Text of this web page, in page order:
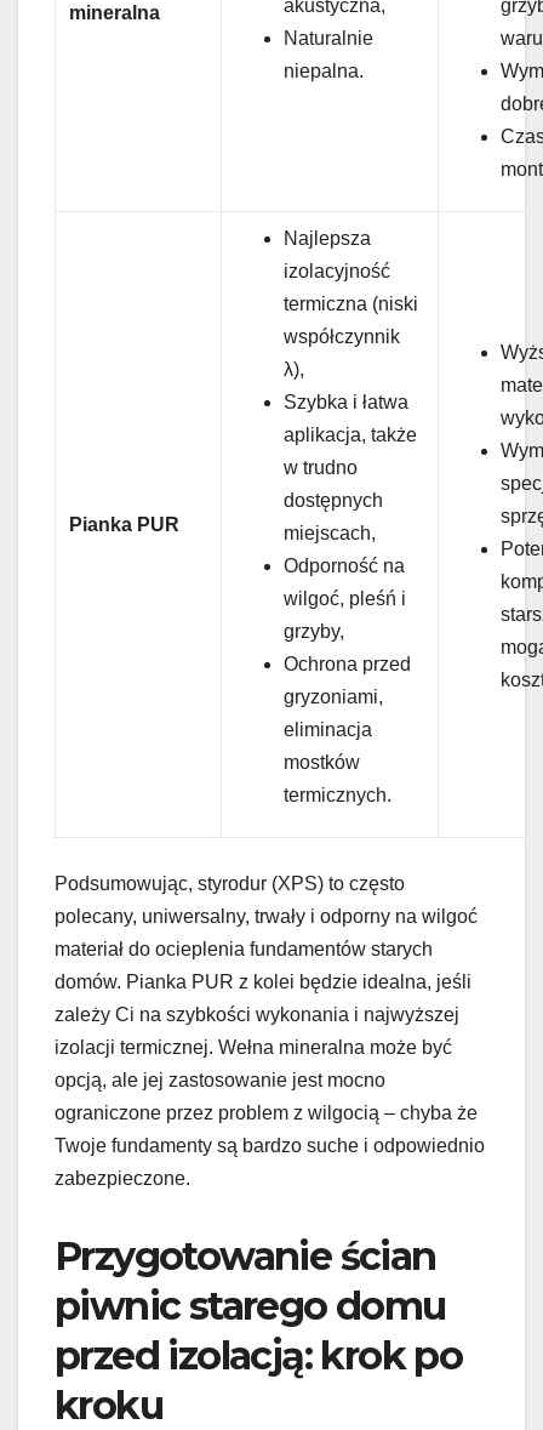
mineralna
akustyczna,
Naturalnie
niepalna.
Pianka PUR
Najlepsza
izolacyjność
termiczna (niski
współczynnik
λ),
Szybka i łatwa
aplikacja, także
w trudno
dostępnych
miejscach,
Odporność na
wilgoć, pleśń i
grzyby,
Ochrona przed
gryzoniami,
eliminacja
mostków
termicznych.
Podsumowując, styrodur (XPS) to często
polecany, uniwersalny, trwały i odporny na wilgoć
materiał do ocieplenia fundamentów starych
domów. Pianka PUR z kolei będzie idealna, jeśli
zależy Ci na szybkości wykonania i najwyższej
izolacji termicznej. Wełna mineralna może być
opcją, ale jej zastosowanie jest mocno
ograniczone przez problem z wilgocią – chyba że
Twoje fundamenty są bardzo suche i odpowiednio
zabezpieczone.
Przygotowanie ścian
piwnic starego domu
przed izolacją: krok po
kroku